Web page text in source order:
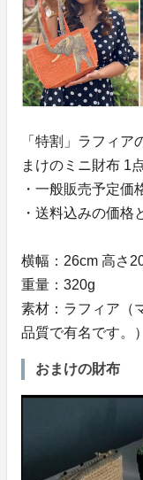
「特割」ラフィ
まけのミニ財布 1
・一般販売予定価
・送料込みの価格
横幅：26cm 高さ
重量：320g
素材：ラフィア（
品質で有名です。）
おまけの財布